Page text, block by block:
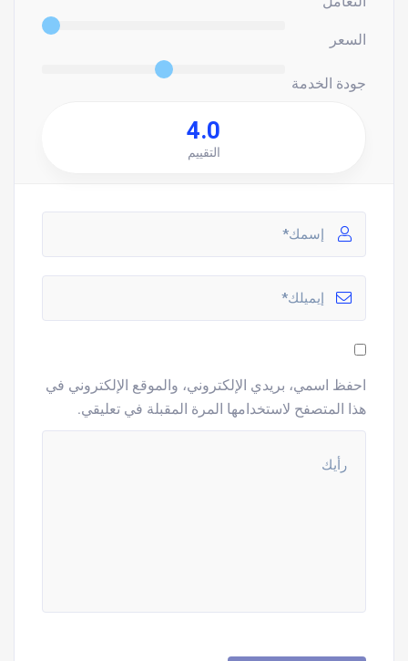
السعر
جودة الخدمة
4.0
التقييم
احفظ اسمي، بريدي الإلكتروني، والموقع الإلكتروني في
هذا المتصفح لاستخدامها المرة المقبلة في تعليقي.